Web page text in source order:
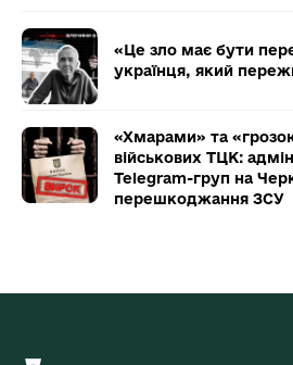
«Це зло має бути
українця, який
«Хмарами» та
військових ТЦК:
Telegram-груп на
перешкоджання ЗСУ